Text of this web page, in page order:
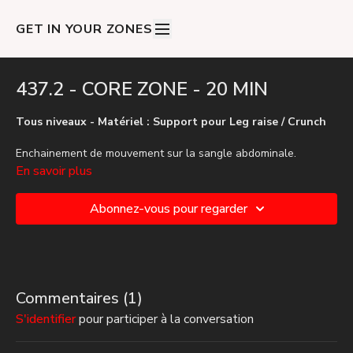
GET IN YOUR ZONES
437.2 - CORE ZONE - 20 MIN
Tous niveaux - Matériel : Support pour Leg raise / Crunch
Enchainement de mouvement sur la sangle abdominale.
options choisies durant le cours 🍫🔥
En savoir plus
Abonnez-vous pour regarder
Commentaires (1)
S'identifierpour participer à la conversation